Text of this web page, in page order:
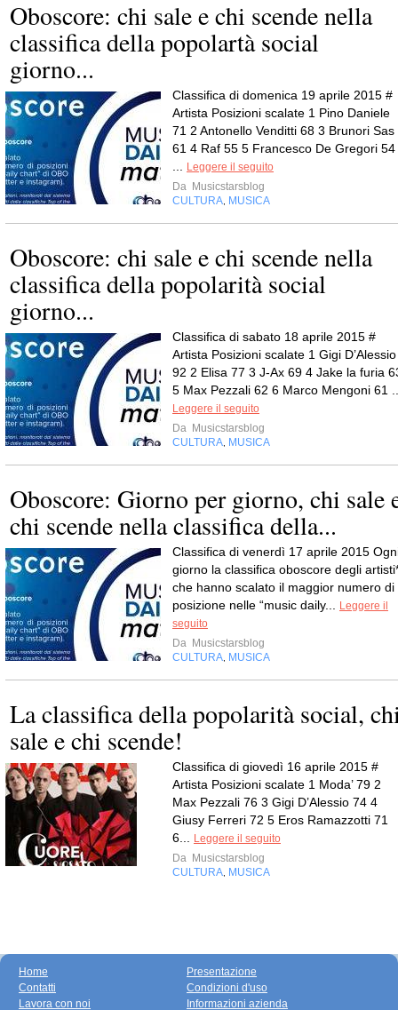
Oboscore: chi sale e chi scende nella
classifica della popolartà social
giorno...
Classifica di domenica 19 aprile 2015 #
Artista Posizioni scalate 1 Pino Daniele
71 2 Antonello Venditti 68 3 Brunori Sas
61 4 Raf 55 5 Francesco De Gregori 54
Leggere il seguito
Da Musicstarsblog
CULTURA MUSICA
Oboscore: chi sale e chi scende nella
classifica della popolarità social
giorno...
Classifica di sabato 18 aprile 2015 #
Artista Posizioni scalate 1 Gigi D’Alessio
92 2 Elisa 77 3 J-Ax 69 4 Jake la furia
5 Max Pezzali 62 6 Marco Mengoni 61
Leggere il seguito
Da Musicstarsblog
CULTURA MUSICA
Oboscore: Giorno per giorno, chi sale
chi scende nella classifica della...
Classifica di venerdì 17 aprile 2015
giorno la classifica oboscore degli
che hanno scalato il maggior numero di
posizione nelle “music daily...
Leggere il
seguito
Da Musicstarsblog
CULTURA MUSICA
La classifica della popolarità social,
sale e chi scende!
Classifica di giovedì 16 aprile 2015 #
Artista Posizioni scalate 1 Moda’ 79 2
Max Pezzali 76 3 Gigi D’Alessio 74 4
Giusy Ferreri 72 5 Eros Ramazzotti 71
6...
Leggere il seguito
Da Musicstarsblog
CULTURA MUSICA
Home
Contatti
Lavora con noi
Presentazione
Condizioni d'uso
Informazioni azienda